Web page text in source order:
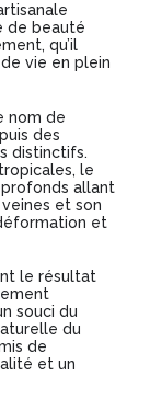
de beauté
qu’il
de vie en plein
nom de
des
distinctifs.
le
allant
et son
et
le résultat
souci du
du
de
et un